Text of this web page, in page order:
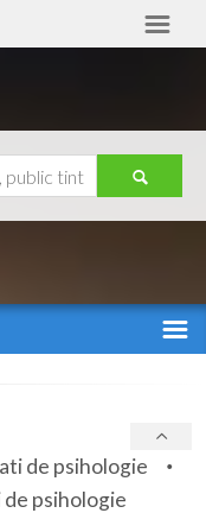
de psihologie
psihologie